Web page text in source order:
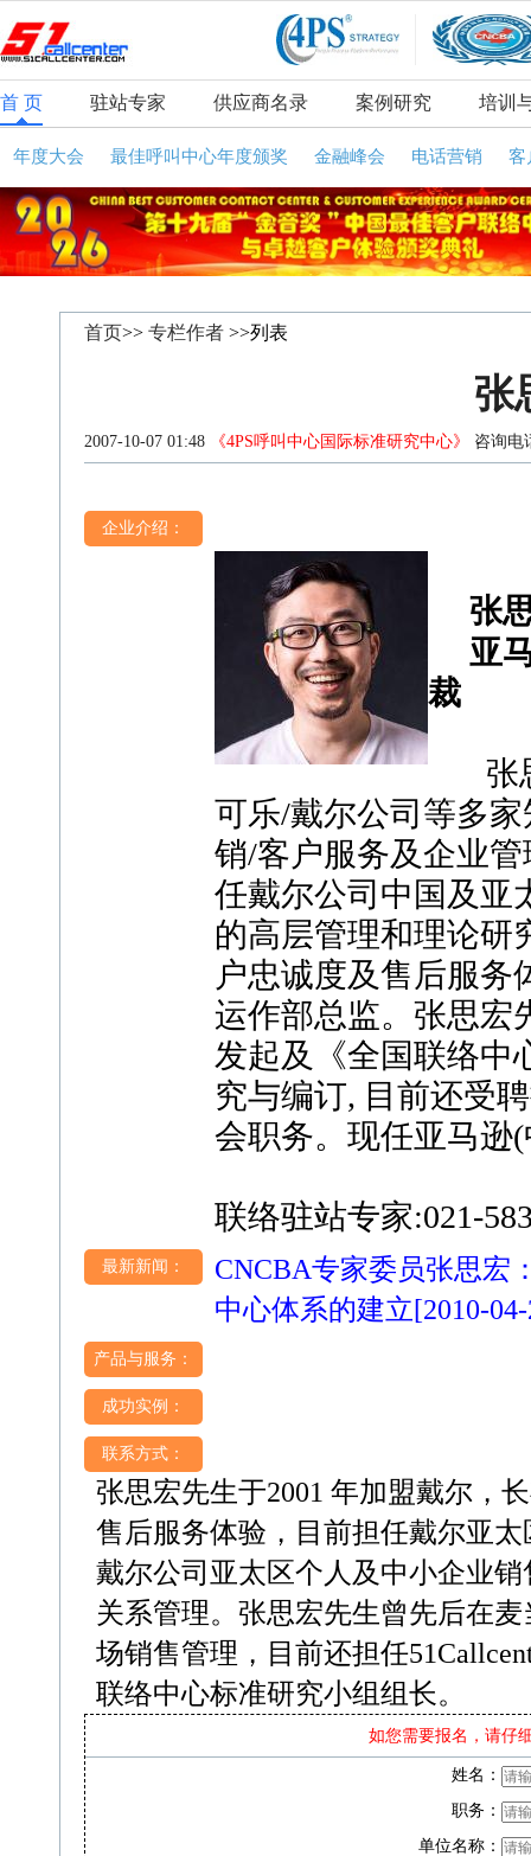
首 页 驻站专家 供应商名录 案例研究 培训
年度大会 最佳呼叫中心年度颁奖 金融峰会 电话营销 客
首页>> 专栏作者 >>列表
张
2007-10-07 01:48 《4PS呼叫中心国际标准研究中心》 咨询电
企业介绍：
张
亚马
裁
张思
可乐/戴尔公司等多
销/客户服务及企业
任戴尔公司中国及亚
的高层管理和理论研
户忠诚度及售后服务
运作部总监。张思宏
发起及《全国联络中
究与编订, 目前还受
会职务。现任亚马逊
联络驻站专家:021-
最新新闻：
CNCBA专家委员张思宏
中心体系的建立[2010-
产品与服务：
成功实例：
联系方式：
张思宏先生于2001 年加盟戴尔，
售后服务体验，目前担任戴尔亚
戴尔公司亚太区个人及中小企业
关系管理。张思宏先生曾先后在
场销售管理，目前还担任
联络中心标准研究小组组长。
如您需要报名，请仔
姓名：
职务：
单位名称：